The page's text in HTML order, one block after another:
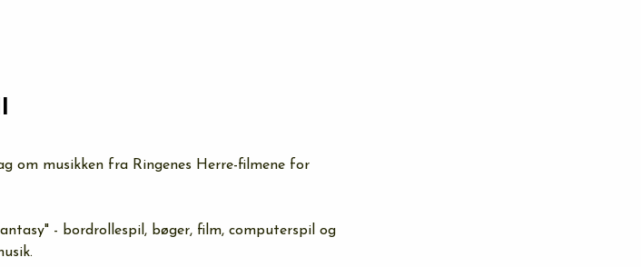
om musikken fra Ringenes Herre-filmene for
- bordrollespil, bøger, film, computerspil og